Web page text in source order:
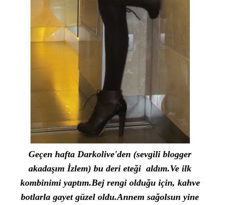
Geçen hafta Darkolive'den (sevgili blogger
akadaşım İzlem) bu deri eteği aldım.Ve ilk
kombinimi yaptım.Bej rengi olduğu için, kahve
botlarla gayet güzel oldu.Annem sağolsun yine